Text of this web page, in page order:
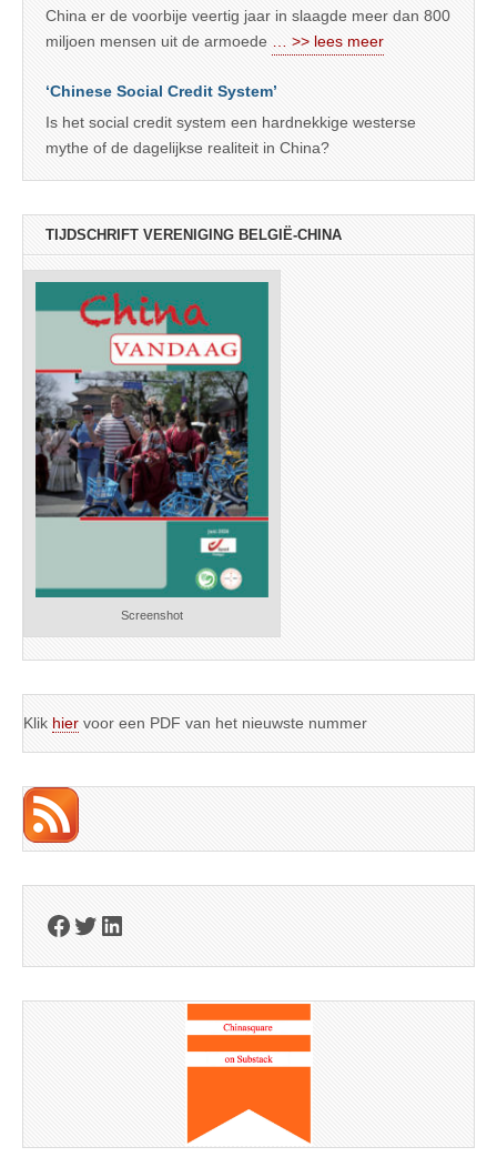
China er de voorbije veertig jaar in slaagde meer dan 800
miljoen mensen uit de armoede
… >> lees meer
‘Chinese Social Credit System’
Is het social credit system een hardnekkige westerse
mythe of de dagelijkse realiteit in China?
TIJDSCHRIFT VERENIGING BELGIË-CHINA
Screenshot
Klik hier voor een PDF van het nieuwste nummer
Facebook
Twitter
LinkedIn